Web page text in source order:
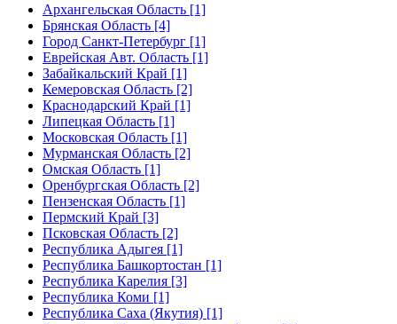
Архангельская Область [1]
Брянская Область [4]
Город Санкт-Петербург [1]
Еврейская Авт. Область [1]
Забайкальский Край [1]
Кемеровская Область [2]
Краснодарский Край [1]
Липецкая Область [1]
Московская Область [1]
Мурманская Область [2]
Омская Область [1]
Оренбургская Область [2]
Пензенская Область [1]
Пермский Край [3]
Псковская Область [2]
Республика Адыгея [1]
Республика Башкортостан [1]
Республика Карелия [3]
Республика Коми [1]
Республика Саха (Якутия) [1]